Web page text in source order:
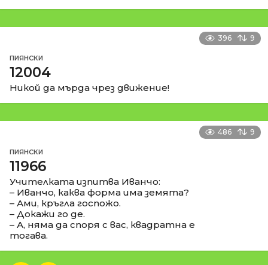
396 9
ПИЯНСКИ
12004
Никой да мърда чрез движение!
486 9
ПИЯНСКИ
11966
Учителката изпитва Иванчо:
– Иванчо, каква форма има земята?
– Ами, кръгла госпожо.
– Докажи го де.
– А, няма да споря с вас, квадратна е
тогава.